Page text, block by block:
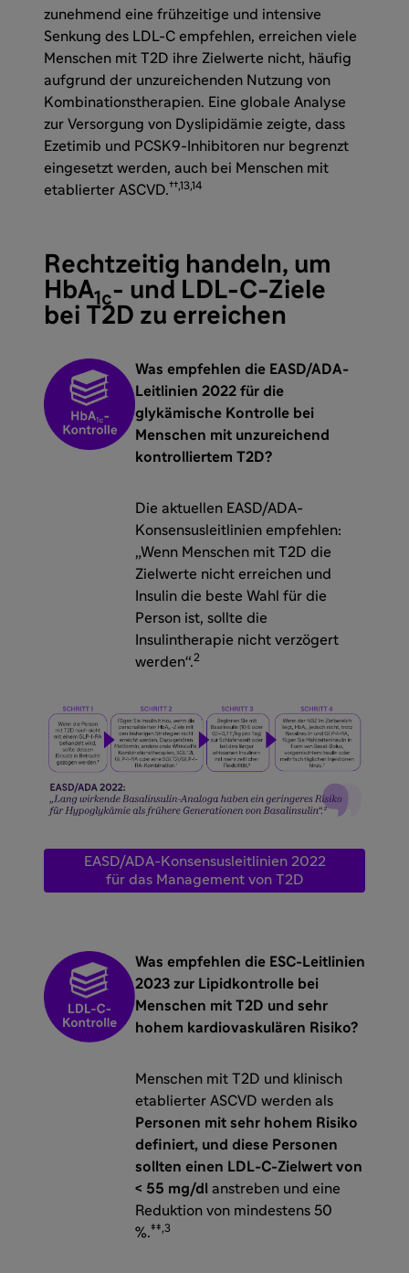
zunehmend eine frühzeitige und intensive
Senkung des LDL-C empfehlen, erreichen viele
Menschen mit T2D ihre Zielwerte nicht, häufig
aufgrund der unzureichenden Nutzung von
Kombinationstherapien. Eine globale Analyse
zur Versorgung von Dyslipidämie zeigte, dass
Ezetimib und PCSK9-Inhibitoren nur begrenzt
eingesetzt werden, auch bei Menschen mit
etablierter ASCVD.††,13,14
Rechtzeitig handeln, um
HbA1c- und LDL-C-Ziele
bei T2D zu erreichen
Was empfehlen die EASD/ADA-
Leitlinien 2022 für die
glykämische Kontrolle bei
Menschen mit unzureichend
kontrolliertem T2D?
Die aktuellen EASD/ADA-
Konsensusleitlinien empfehlen:
„Wenn Menschen mit T2D die
Zielwerte nicht erreichen und
Insulin die beste Wahl für die
Person ist, sollte die
Insulintherapie nicht verzögert
werden“.2
EASD/ADA-Konsensusleitlinien 2022
für das Management von T2D
Was empfehlen die ESC-Leitlinien
2023 zur Lipidkontrolle bei
Menschen mit T2D und sehr
hohem kardiovaskulären Risiko?
Menschen mit T2D und klinisch
etablierter ASCVD werden als
Personen mit sehr hohem Risiko
definiert, und diese Personen
sollten einen LDL-C-Zielwert von
< 55 mg/dl anstreben und eine
Reduktion von mindestens 50
%.‡‡,3